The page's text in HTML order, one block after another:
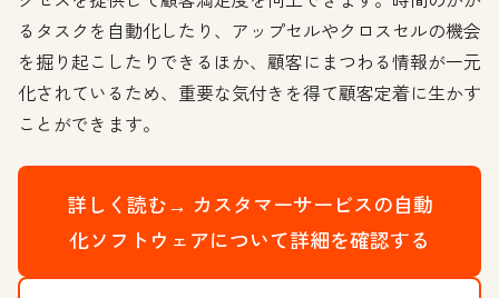
るタスクを自動化したり、アップセルやクロスセルの機会
を掘り起こしたりできるほか、顧客にまつわる情報が一元
化されているため、重要な気付きを得て顧客定着に生かす
ことができます。
詳しく読む→ カスタマーサービスの自動
化ソフトウェアについて詳細を確認する